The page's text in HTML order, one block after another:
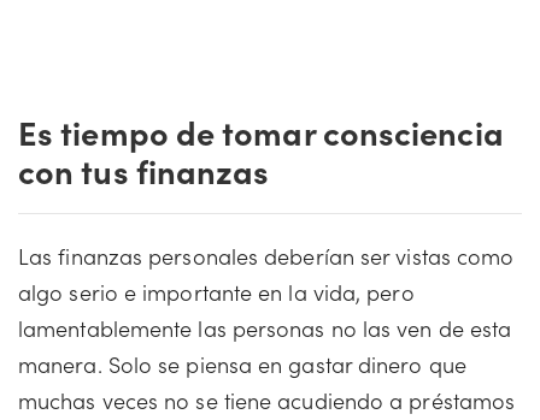
Es tiempo de tomar consciencia
con tus finanzas
Las finanzas personales deberían ser vistas como
algo serio e importante en la vida, pero
lamentablemente las personas no las ven de esta
manera. Solo se piensa en gastar dinero que
muchas veces no se tiene acudiendo a préstamos